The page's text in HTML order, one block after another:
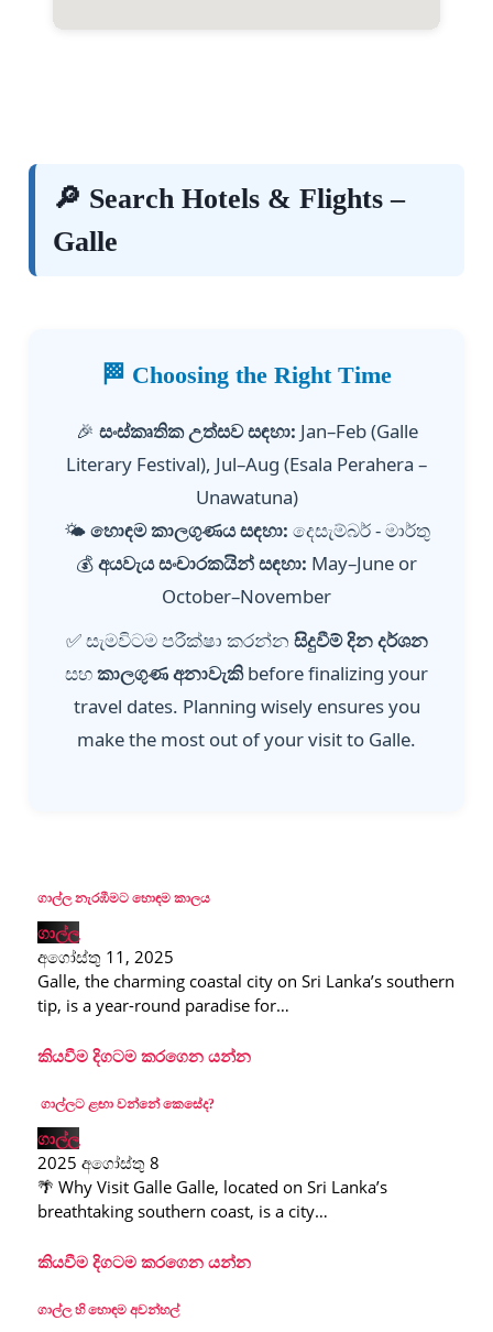
🔎 Search Hotels & Flights –
Galle
🏁 Choosing the Right Time
🎉 සංස්කෘතික උත්සව සඳහා: Jan–Feb (Galle
Literary Festival), Jul–Aug (Esala Perahera –
Unawatuna)
🌤️හොඳම කාලගුණය සඳහා: දෙසැම්බර් - මාර්තු
💰අයවැය සංචාරකයින් සඳහා: May–June or
October–November
✅ සැමවිටම පරීක්ෂා කරන්න සිදුවීම් දින දර්ශන
සහකාලගුණ අනාවැකිbefore finalizing your
travel dates. Planning wisely ensures you
make the most out of your visit to Galle.
ගාල්ල නැරඹීමට හොඳම කාලය
ගාල්ල
අගෝස්තු 11, 2025
Galle, the charming coastal city on Sri Lanka’s southern
tip, is a year-round paradise for…
කියවීම දිගටම කරගෙන යන්න
ගාල්ලට ළඟා වන්නේ කෙසේද?
ගාල්ල
2025 අගෝස්තු 8
🌴 Why Visit Galle Galle, located on Sri Lanka’s
breathtaking southern coast, is a city…
කියවීම දිගටම කරගෙන යන්න
ගාල්ල හි හොඳම අවන්හල්